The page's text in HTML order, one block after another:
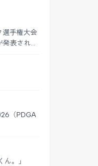
選手権大会
表されま
（PDGA
。」